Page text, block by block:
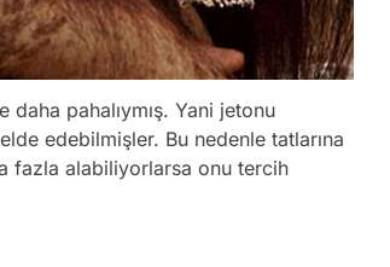
pahalıymış. Yani jetonu
edebilmişler. Bu nedenle tatlarına
fazla alabiliyorlarsa onu tercih